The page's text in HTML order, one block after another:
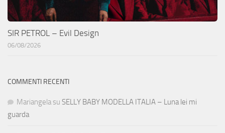
SIR PETROL – Evil Design
06/08/2026
COMMENTI RECENTI
Mariangela su SELLY BABY MODELLA ITALIA – Luna lei mi
guarda